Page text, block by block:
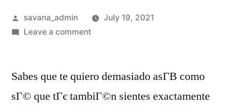
savana_admin
July 19, 2021
Leave a comment
Sabes que te quiero demasiado asГ­В­ como
sГ© que tГє tambiГ©n sientes exactamente